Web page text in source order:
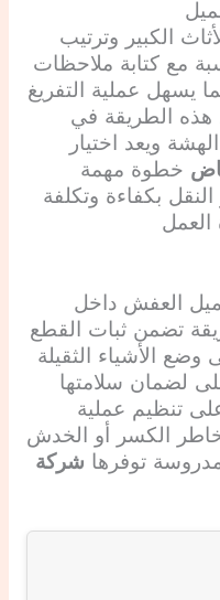
الكبير وترتيب
مع كتابة ملاحظات
عملية التفريغ
هذه الطريقة في
ويعد اختيار
خطوة مهمة
بكفاءة وتكلفة
العمل
العفش داخل
تضمن ثبات القطع
الأشياء الثقيلة
لضمان سلامتها
تنظيم عملية
الكسر أو الخدش
توفرها شركة